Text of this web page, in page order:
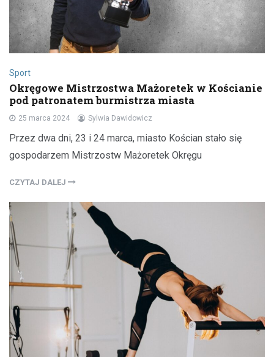
Sport
Okręgowe Mistrzostwa Mażoretek w Kościanie
pod patronatem burmistrza miasta
25 marca 2024 Sylwia Dawidowicz
Przez dwa dni, 23 i 24 marca, miasto Kościan stało się
gospodarzem Mistrzostw Mażoretek Okręgu
CZYTAJ DALEJ